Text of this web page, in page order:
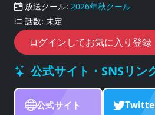
放送クール: 2026年秋クール
話数: 未定
ログインしてお気に入り登録
公式サイト・SNSリン
公式サイト